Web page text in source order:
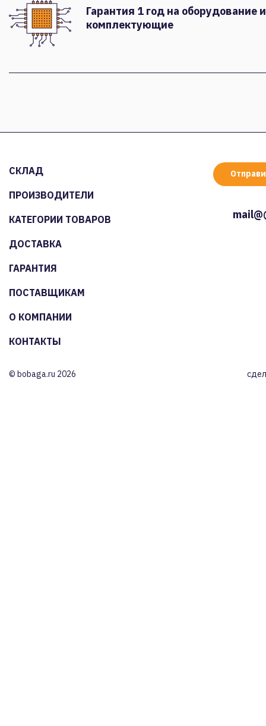
Гарантия 1 год на оборудование и
комплектующие
СКЛАД
ПРОИЗВОДИТЕЛИ
КАТЕГОРИИ ТОВАРОВ
ДОСТАВКА
ГАРАНТИЯ
ПОСТАВЩИКАМ
О КОМПАНИИ
КОНТАКТЫ
© bobaga.ru 2026